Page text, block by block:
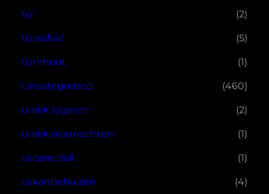
tui (2)
tuinafval (5)
turnhout (1)
Uncategorized (460)
uniek logeren (2)
uniek overnachten (1)
vacansoleil (1)
vakantiehuizen (4)